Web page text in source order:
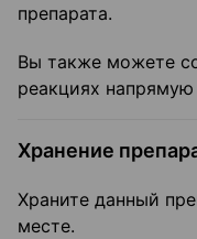
препарата.
Вы также можете
реакциях
Хранение
Храните данный
месте.